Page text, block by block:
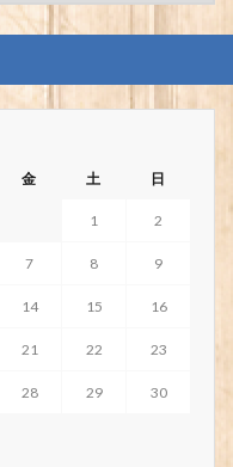
金 土 日
1 2
7 8 9
14 15 16
21 22 23
28 29 30